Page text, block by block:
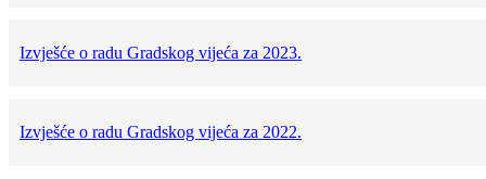
Izvješće o radu Gradskog vijeća za 2023.
Izvješće o radu Gradskog vijeća za 2022.